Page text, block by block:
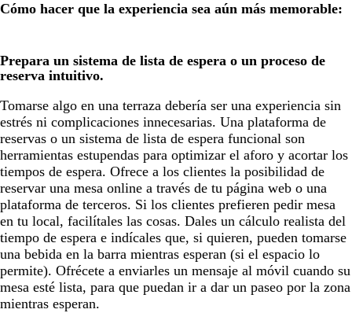
Cómo hacer que la experiencia sea aún más memorable:
Prepara un sistema de lista de espera o un proceso de
reserva intuitivo.
Tomarse algo en una terraza debería ser una experiencia sin
estrés ni complicaciones innecesarias. Una plataforma de
reservas o un sistema de lista de espera funcional son
herramientas estupendas para optimizar el aforo y acortar los
tiempos de espera. Ofrece a los clientes la posibilidad de
reservar una mesa online a través de tu página web o una
plataforma de terceros. Si los clientes prefieren pedir mesa
en tu local, facilítales las cosas. Dales un cálculo realista del
tiempo de espera e indícales que, si quieren, pueden tomarse
una bebida en la barra mientras esperan (si el espacio lo
permite). Ofrécete a enviarles un mensaje al móvil cuando su
mesa esté lista, para que puedan ir a dar un paseo por la zona
mientras esperan.